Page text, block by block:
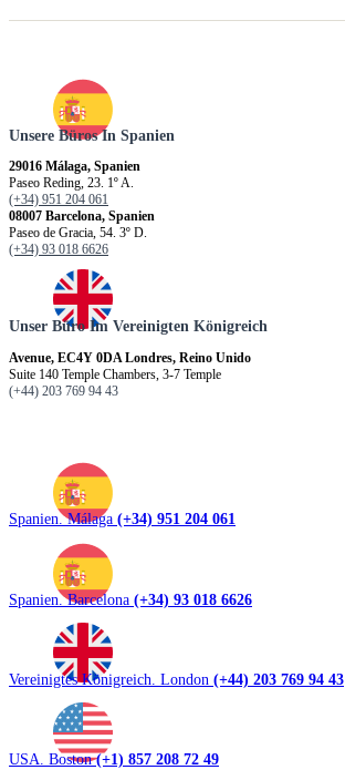
Unsere Büros In Spanien
29016 Málaga, Spanien
Paseo Reding, 23. 1º A.
(+34) 951 204 061
08007 Barcelona, Spanien
Paseo de Gracia, 54. 3º D.
(+34) 93 018 6626
Unser Büro Im Vereinigten Königreich
Avenue, EC4Y 0DA Londres, Reino Unido
Suite 140 Temple Chambers, 3-7 Temple
(+44) 203 769 94 43
Spanien. Málaga (+34) 951 204 061
Spanien. Barcelona (+34) 93 018 6626
Vereinigtes Königreich. London (+44) 203 769 94 43
USA. Boston(+1) 857 208 72 49